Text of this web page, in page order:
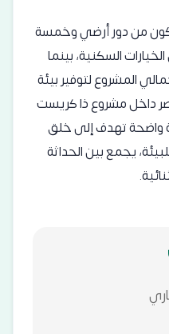
من دور أرضي وخمسة
السكنية، بينما
المشروع لتوفير بيئة
داخل مشروع ذا كريست
واضحة تهدف إلى خلق
يجمع بين الحداثة